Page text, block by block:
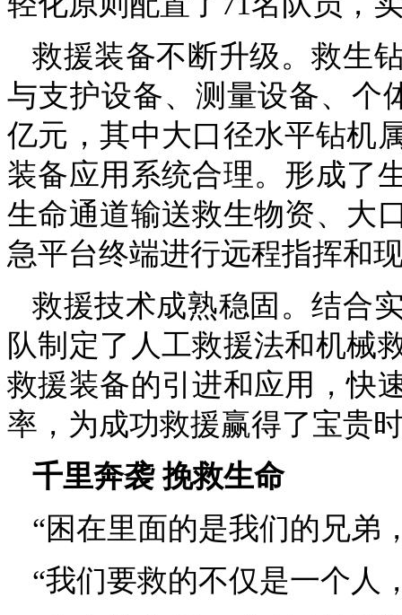
救援装备不断升级。救生
与支护设备、测量设备、个
亿元，其中大口径水平钻机
装备应用系统合理。形成了
生命通道输送救生物资、大
急平台终端进行远程指挥和
救援技术成熟稳固。结合
队制定了人工救援法和机械
救援装备的引进和应用，快
率，为成功救援赢得了宝贵
千里奔袭 挽救生命
“困在里面的是我们的兄弟
“我们要救的不仅是一个人